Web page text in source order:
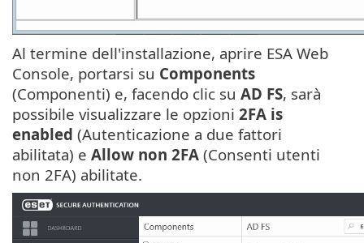
Al termine dell'installazione, aprire ESA Web
Console, portarsi su Components
(Componenti) e, facendo clic su AD FS, sarà
possibile visualizzare le opzioni 2FA is
enabled (Autenticazione a due fattori
abilitata) e Allow non 2FA (Consenti utenti
non 2FA) abilitate.